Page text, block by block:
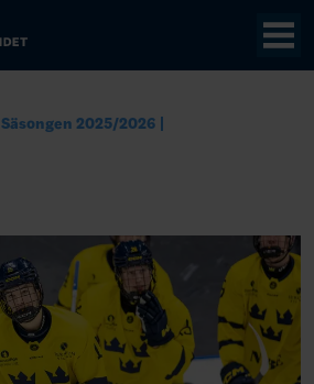
Säsongen 2025/2026